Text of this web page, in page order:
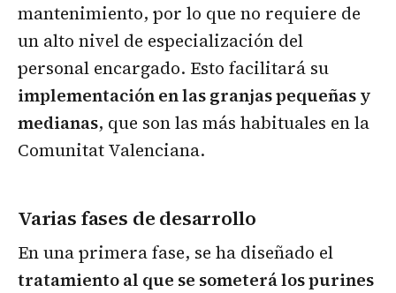
mantenimiento, por lo que no requiere de
un alto nivel de especialización del
personal encargado. Esto facilitará su
implementación en las granjas pequeñas y
medianas, que son las más habituales en la
Comunitat Valenciana.
Varias fases de desarrollo
En una primera fase, se ha diseñado el
tratamiento al que se someterá los purines